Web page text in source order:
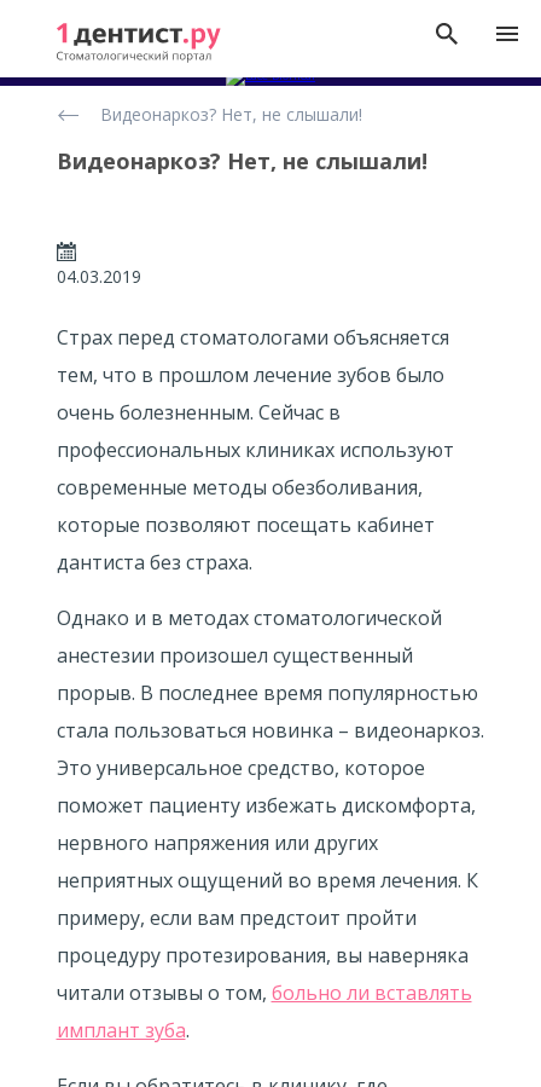
Видеонаркоз? Нет, не слышали!
Видеонаркоз? Нет, не слышали!
04.03.2019
Страх перед стоматологами объясняется
тем, что в прошлом лечение зубов было
очень болезненным. Сейчас в
профессиональных клиниках используют
современные методы обезболивания,
которые позволяют посещать кабинет
дантиста без страха.
Однако и в методах стоматологической
анестезии произошел существенный
прорыв. В последнее время популярностью
стала пользоваться новинка – видеонаркоз.
Это универсальное средство, которое
поможет пациенту избежать дискомфорта,
нервного напряжения или других
неприятных ощущений во время лечения. К
примеру, если вам предстоит пройти
процедуру протезирования, вы наверняка
читали отзывы о том, больно ли вставлять
имплант зуба.